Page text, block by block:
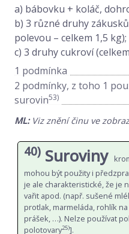
a) bábovku + koláč,
b) 3 různé druhy
polevou – celkem 1,5 kg);
c) 3 druhy cukroví
1 podmínka
2 podmínky, z toho 1
surovin53)
ML:Viz znění činu ve
40) Suroviny
mohou být použity i
je ale charakteristické, že je
vařit apod. (např. sušené
protlak, marmeláda, rohlík
prášek, …). Nelze používat
polotovary25)].